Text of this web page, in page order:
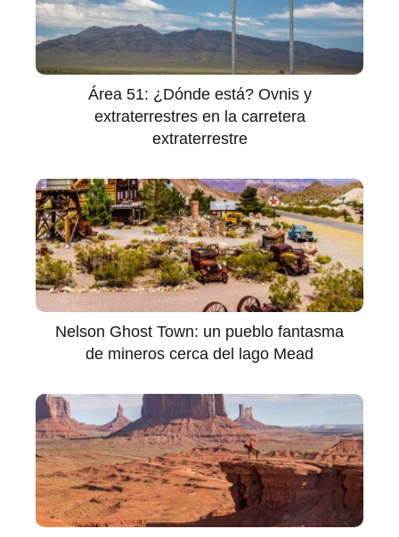
Área 51: ¿Dónde está? Ovnis y
extraterrestres en la carretera
extraterrestre
Nelson Ghost Town: un pueblo fantasma
de mineros cerca del lago Mead